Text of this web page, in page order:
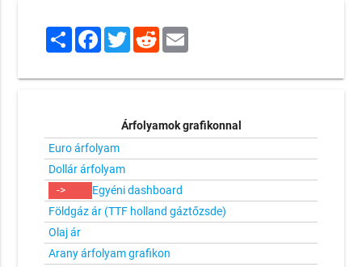
ShareFacebook
TwitterRedditEmail
Árfolyamok grafikonnal
Euro árfolyam
Dollár árfolyam
->
Egyéni dashboard
Földgáz ár (TTF holland gáztőzsde)
Olaj ár
Arany árfolyam grafikon